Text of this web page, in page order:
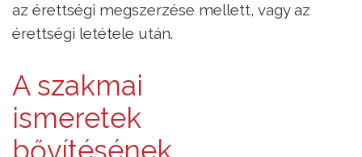
az érettségi megszerzése mellett, vagy az
érettségi letétele után.
A szakmai
ismeretek